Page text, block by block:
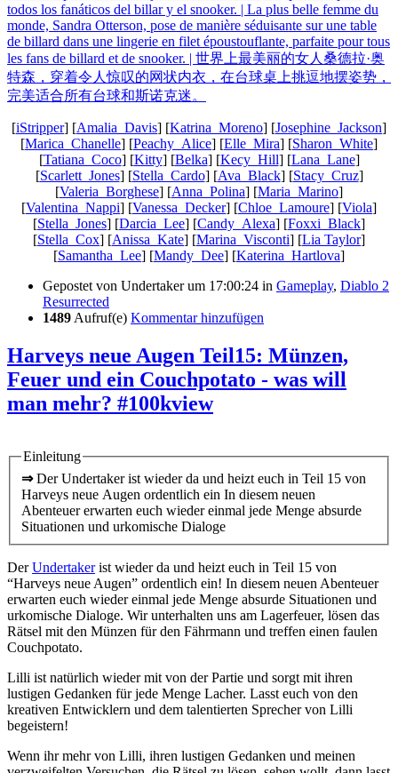
[iStripper] [Amalia_Davis] [Katrina_Moreno] [Josephine_Jackson]
[Marica_Chanelle] [Peachy_Alice] [Elle_Mira] [Sharon_White]
[Tatiana_Coco] [Kitty] [Belka] [Kecy_Hill] [Lana_Lane]
[Scarlett_Jones] [Stella_Cardo] [Ava_Black] [Stacy_Cruz]
[Valeria_Borghese] [Anna_Polina] [Maria_Marino]
[Valentina_Nappi] [Vanessa_Decker] [Chloe_Lamoure] [Viola]
[Stella_Jones] [Darcia_Lee] [Candy_Alexa] [Foxxi_Black]
[Stella_Cox] [Anissa_Kate] [Marina_Visconti] [Lia Taylor]
[Samantha_Lee] [Mandy_Dee] [Katerina_Hartlova]
Gepostet von Undertakerum 17:00:24 in Gameplay, Diablo 2
Resurrected
1489 Aufruf(e) Kommentar hinzufügen
Harveys neue Augen Teil15: Münzen,
Feuer und ein Couchpotato - was will
man mehr? #100kview
Einleitung
⇒Der Undertaker ist wieder da und heizt euch in Teil 15 von
Harveys neue Augen ordentlich ein In diesem neuen
Abenteuer erwarten euch wieder einmal jede Menge absurde
Situationen und urkomische Dialoge
DerUndertakerist wieder da und heizt euch in Teil 15 von
“Harveys neue Augen” ordentlich ein! In diesem neuen Abenteuer
erwarten euch wieder einmal jede Menge absurde Situationen und
urkomische Dialoge. Wir unterhalten uns am Lagerfeuer, lösen das
Rätsel mit den Münzen für den Fährmann und treffen einen faulen
Couchpotato.
Lilli ist natürlich wieder mit von der Partie und sorgt mit ihren
lustigen Gedanken für jede Menge Lacher. Lasst euch von den
kreativen Entwicklern und dem talentierten Sprecher von Lilli
begeistern!
Wenn ihr mehr von Lilli, ihren lustigen Gedanken und meinen